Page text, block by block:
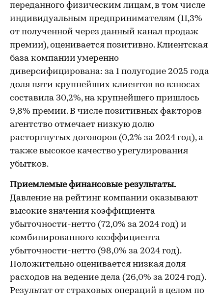
переданного физическим лицам, в том числе
индивидуальным предпринимателям (11,3%
от полученной через данный канал продаж
премии), оценивается позитивно. Клиентская
база компании умеренно
диверсифицирована: за 1 полугодие 2025 года
доля пяти крупнейших клиентов во взносах
составила 30,2%, на крупнейшего пришлось
9,8% премии. В числе позитивных факторов
агентство отмечает низкую долю
расторгнутых договоров (0,2% за 2024 год), а
также высокое качество урегулирования
убытков.
Приемлемые финансовые результаты.
Давление на рейтинг компании оказывают
высокие значения коэффициента
убыточности-нетто (72,0% за 2024 год) и
комбинированного коэффициента
убыточности-нетто (98,0% за 2024 год).
Положительно оценивается низкая доля
расходов на ведение дела (26,0% за 2024 год).
Результат от страховых операций в целом по